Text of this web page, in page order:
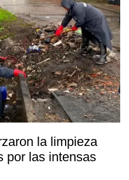
la limpieza
por las intensas